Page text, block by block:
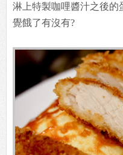
淋上特製咖哩醬汁之後的
覺餓了有沒有?